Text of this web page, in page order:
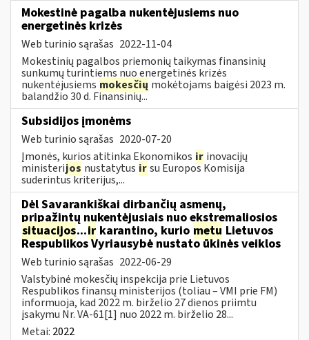
Mokestinė pagalba nukentėjusiems nuo
energetinės krizės
Web turinio sąrašas 2022-11-04
Mokestinių pagalbos priemonių taikymas finansinių
sunkumų turintiems nuo energetinės krizės
nukentėjusiems mokesčių mokėtojams baigėsi 2023 m.
balandžio 30 d. Finansinių...
Subsidijos įmonėms
Web turinio sąrašas 2020-07-20
Įmonės, kurios atitinka Ekonomikos ir inovacijų
ministerijos nustatytus irsu Europos Komisija
suderintus kriterijus,...
Dėl Savarankiškai dirbančių asmenų,
pripažintų nukentėjusiais nuo ekstremaliosios
situacijos...ir karantino, kurio metu Lietuvos
Respublikos Vyriausybė nustato ūkinės veiklos
Web turinio sąrašas 2022-06-29
Valstybinė mokesčių inspekcija prie Lietuvos
Respublikos finansų ministerijos (toliau – VMI prie FM)
informuoja, kad 2022 m. birželio 27 dienos priimtu
įsakymu Nr. VA-61[1] nuo 2022 m. birželio 28...
Metai: 2022